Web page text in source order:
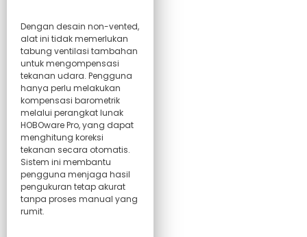
Dengan desain non-vented,
alat ini tidak memerlukan
tabung ventilasi tambahan
untuk mengompensasi
tekanan udara. Pengguna
hanya perlu melakukan
kompensasi barometrik
melalui perangkat lunak
HOBOware Pro, yang dapat
menghitung koreksi
tekanan secara otomatis.
Sistem ini membantu
pengguna menjaga hasil
pengukuran tetap akurat
tanpa proses manual yang
rumit.